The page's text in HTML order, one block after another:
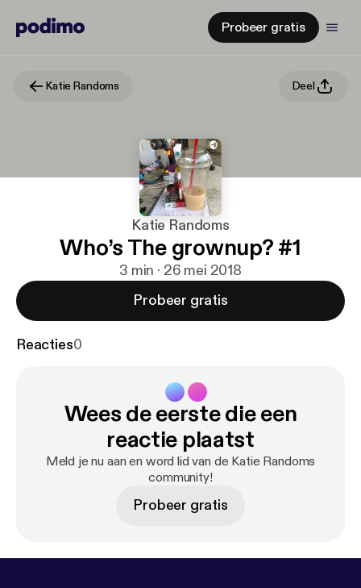
Probeer gratis
Katie Randoms Deel
Katie Randoms
Who’s The grownup? #1
3 min · 26 mei 2018
Probeer gratis
Reacties0
Wees de eerste die een
reactie plaatst
Meld je nu aan en word lid van de Katie Randoms
community!
Probeer gratis